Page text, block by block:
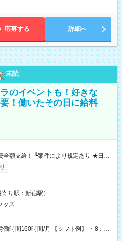
応募する 詳細へ
未読
のイベントも！好きな
！働いたその日に給料
働いたその日に現金GET♪ お仕事後はコ
き落とせます！ 【試用期間】試
り駅：新宿駅）
ッズ
間/月 【シフト例】 ・8：00